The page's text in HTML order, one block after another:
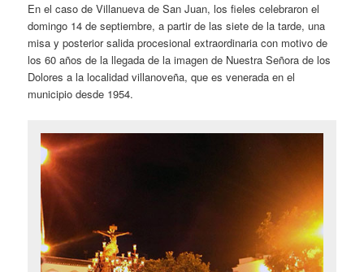
En el caso de Villanueva de San Juan, los fieles celebraron el
domingo 14 de septiembre, a partir de las siete de la tarde, una
misa y posterior salida procesional extraordinaria con motivo de
los 60 años de la llegada de la imagen de Nuestra Señora de los
Dolores a la localidad villanoveña, que es venerada en el
municipio desde 1954.